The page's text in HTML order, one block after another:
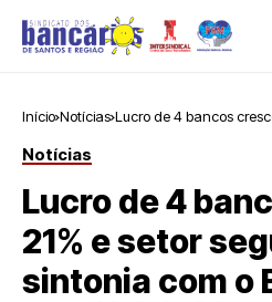
Início Notícias Lucro de 4 bancos
Notícias
Lucro de 4
21% e setor
sintonia com o